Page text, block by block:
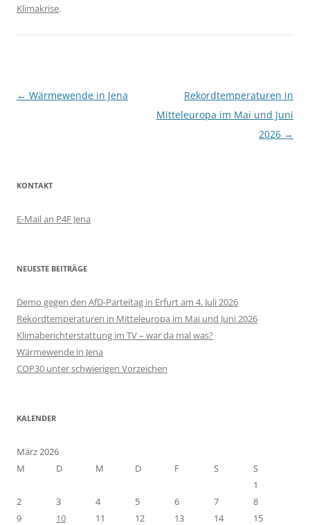
Klimakrise.
Beitragsnavigation
← Wärmewende in Jena
Rekordtemperaturen in
Mitteleuropa im Mai und Juni
2026 →
KONTAKT
E-Mail an P4F Jena
NEUESTE BEITRÄGE
Demo gegen den AfD-Parteitag in Erfurt am 4. Juli 2026
Rekordtemperaturen in Mitteleuropa im Mai und Juni 2026
Klimaberichterstattung im TV – war da mal was?
Wärmewende in Jena
COP30 unter schwierigen Vorzeichen
KALENDER
März 2026
M
D M D F S
S
1
2
3 4 5 6 7
8
9
10 11 12 13 14
15